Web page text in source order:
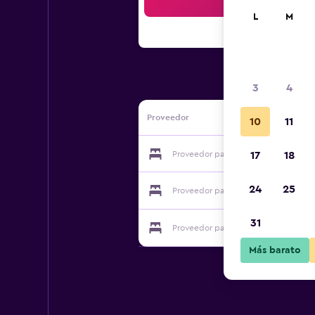
Proveedor
Proveedor para 'L Calié
Proveedor para 'L Calié
Proveedor para 'L Calié
L M
3 4
10 11
17 18
24 25
31
Más barato